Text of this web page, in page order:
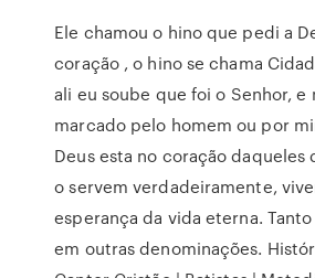
Ele chamou o hino que pedi a
coração , o hino se chama
ali eu soube que foi o Senhor, e
marcado pelo homem ou por
Deus esta no coração daqueles
o servem verdadeiramente,
esperança da vida eterna.
em outras denominações.